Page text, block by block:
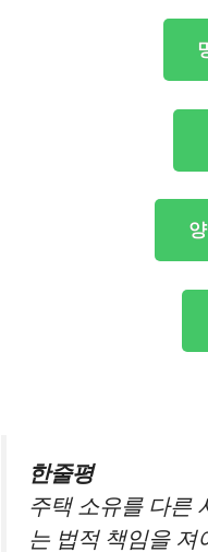
한줄평
주택 소유를 다른
는 법적 책임을 져